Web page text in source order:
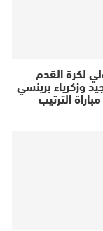
لكرة القدم
وزكرياء برينسي
الترتيب